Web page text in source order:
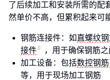
了后续加工和安装所需的配
然单价不高，但累积起来可
钢筋连接件：如直螺纹
接件
，用于确保钢筋
加工设备：包括数控钢
等，用于现场加工钢筋